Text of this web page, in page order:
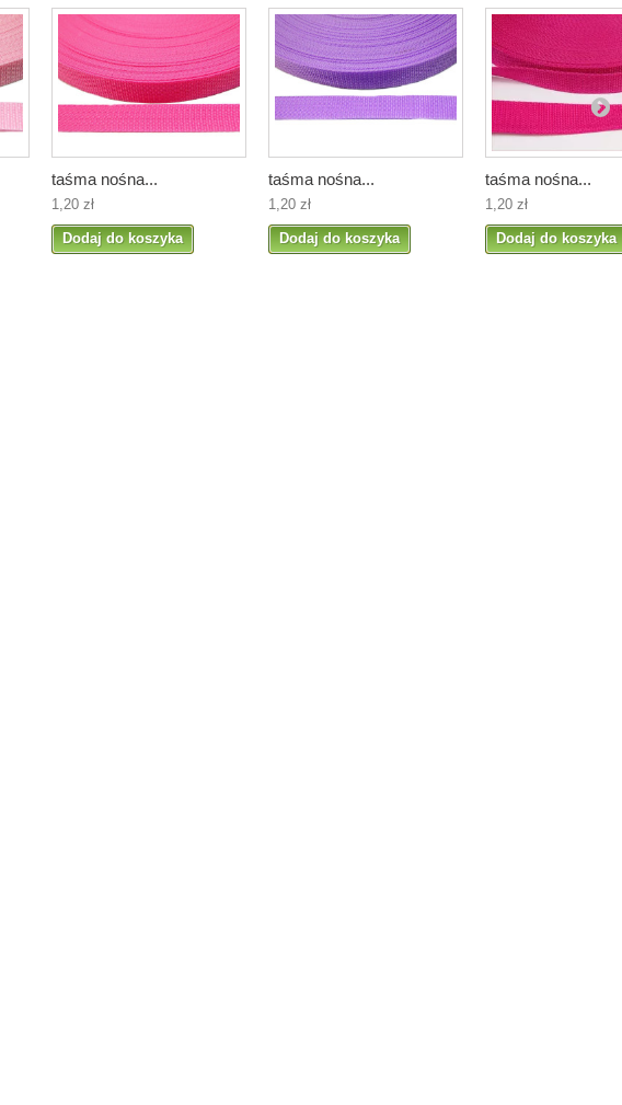
taśma nośna...
1,20 zł
Dodaj do koszyka
taśma nośna...
1,20 zł
Dodaj do koszyka
taśma nośna...
1,20 zł
Dodaj do koszyka